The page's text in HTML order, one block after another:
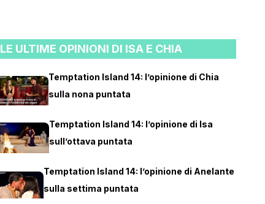
LE ULTIME OPINIONI DI ISA E CHIA
Temptation Island 14: l’opinione di Chia
sulla nona puntata
Temptation Island 14: l’opinione di Isa
sull’ottava puntata
Temptation Island 14: l’opinione di Anelante
sulla settima puntata